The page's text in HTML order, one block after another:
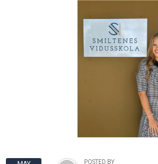
POSTED BY